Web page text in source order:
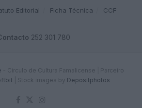
Editorial Ficha Técnica CCF
252 301 780
- Circulo de Cultura Famalicense | Parceiro
Stock images by Depositphotos